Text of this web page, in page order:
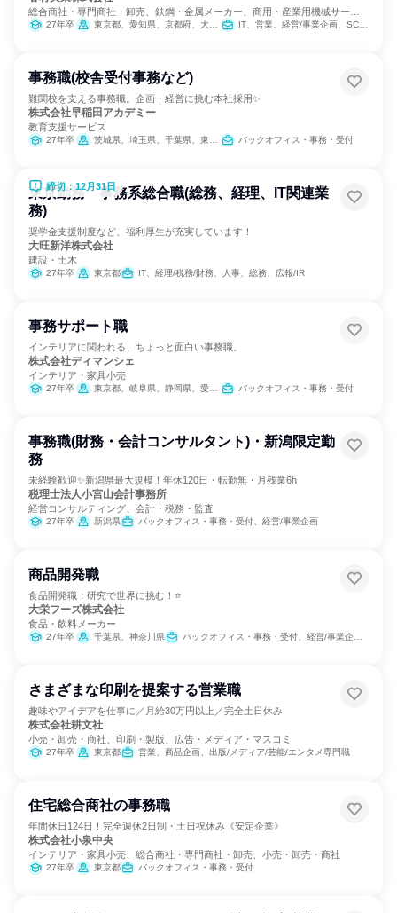
総合商社・専門商社・卸売、鉄鋼・金属メーカー、商用・産業用機械サービ
ス
27年卒 東京都、愛知県、京都府、大阪府、兵庫県 IT、営業、経営/事業企画、SCM/生産管理/購買/物流、バックオフィス・事務・受付、商品企画、マーケティング・広告・宣伝
事務職(校舎受付事務など)
難関校を支える事務職。企画・経営に挑む本社採用✨
株式会社早稲田アカデミー
教育支援サービス
27年卒 茨城県、埼玉県、千葉県、東京都、神奈川県 バックオフィス・事務・受付
締切：12月31日
東京勤務 事務系総合職(総務、経理、IT関連業
務)
奨学金支援制度など、福利厚生が充実しています！
大旺新洋株式会社
建設・土木
27年卒 東京都 IT、経理/税務/財務、人事、総務、広報/IR
事務サポート職
インテリアに関われる、ちょっと面白い事務職。
株式会社ディマンシェ
インテリア・家具小売
27年卒 東京都、岐阜県、静岡県、愛知県、三重県、大阪府 バックオフィス・事務・受付
事務職(財務・会計コンサルタント)・新潟限定勤
務
未経験歓迎✨新潟県最大規模！年休120日・転勤無・月残業6h
税理士法人小宮山会計事務所
経営コンサルティング、会計・税務・監査
27年卒 新潟県 バックオフィス・事務・受付、経営/事業企画
商品開発職
食品開発職：研究で世界に挑む！⭐
大栄フーズ株式会社
食品・飲料メーカー
27年卒 千葉県、神奈川県 バックオフィス・事務・受付、経営/事業企画、営業、製造・生産工程、SCM/生産管理/購買/物流、商品企画
さまざまな印刷を提案する営業職
趣味やアイデアを仕事に／月給30万円以上／完全土日休み
株式会社耕文社
小売・卸売・商社、印刷・製版、広告・メディア・マスコミ
27年卒 東京都 営業、商品企画、出版/メディア/芸能/エンタメ専門職
住宅総合商社の事務職
年間休日124日！完全週休2日制・土日祝休み《安定企業》
株式会社小泉中央
インテリア・家具小売、総合商社・専門商社・卸売、小売・卸売・商社
27年卒 東京都 バックオフィス・事務・受付